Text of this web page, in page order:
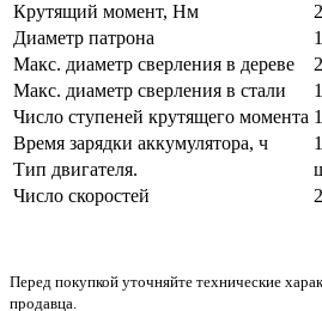
Крутящий момент, Нм
Диаметр патрона
Макс. диаметр сверления в дереве
Макс. диаметр сверления в стали
Число ступеней крутящего момента
Время зарядки аккумулятора, ч
1
Тип двигателя.
Число скоростей
2
Перед покупкой уточняйте технические
продавца.